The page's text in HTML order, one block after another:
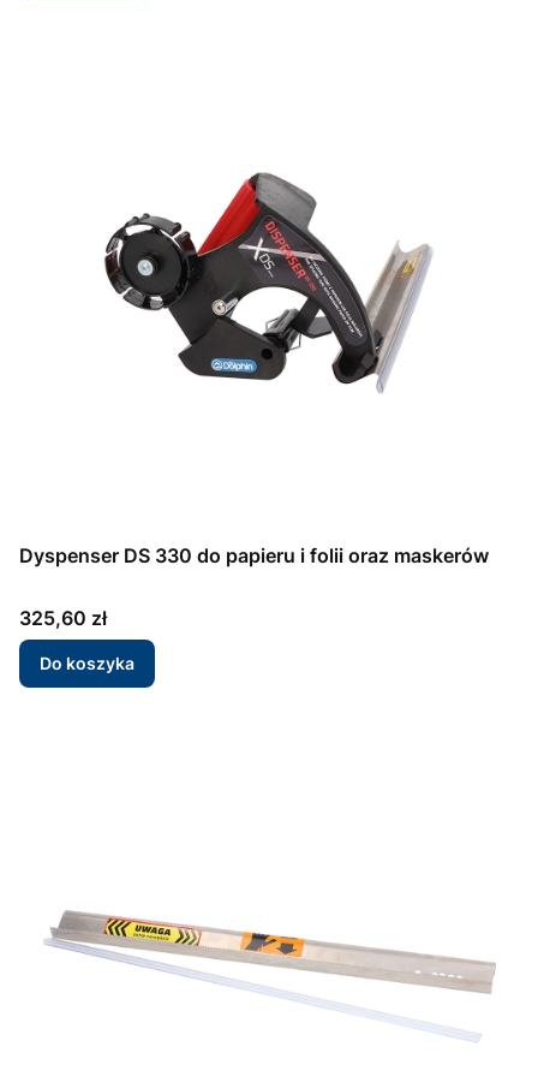
Dyspenser DS 330 do papieru i folii oraz maskerów
Cena
325,60 zł
Do koszyka